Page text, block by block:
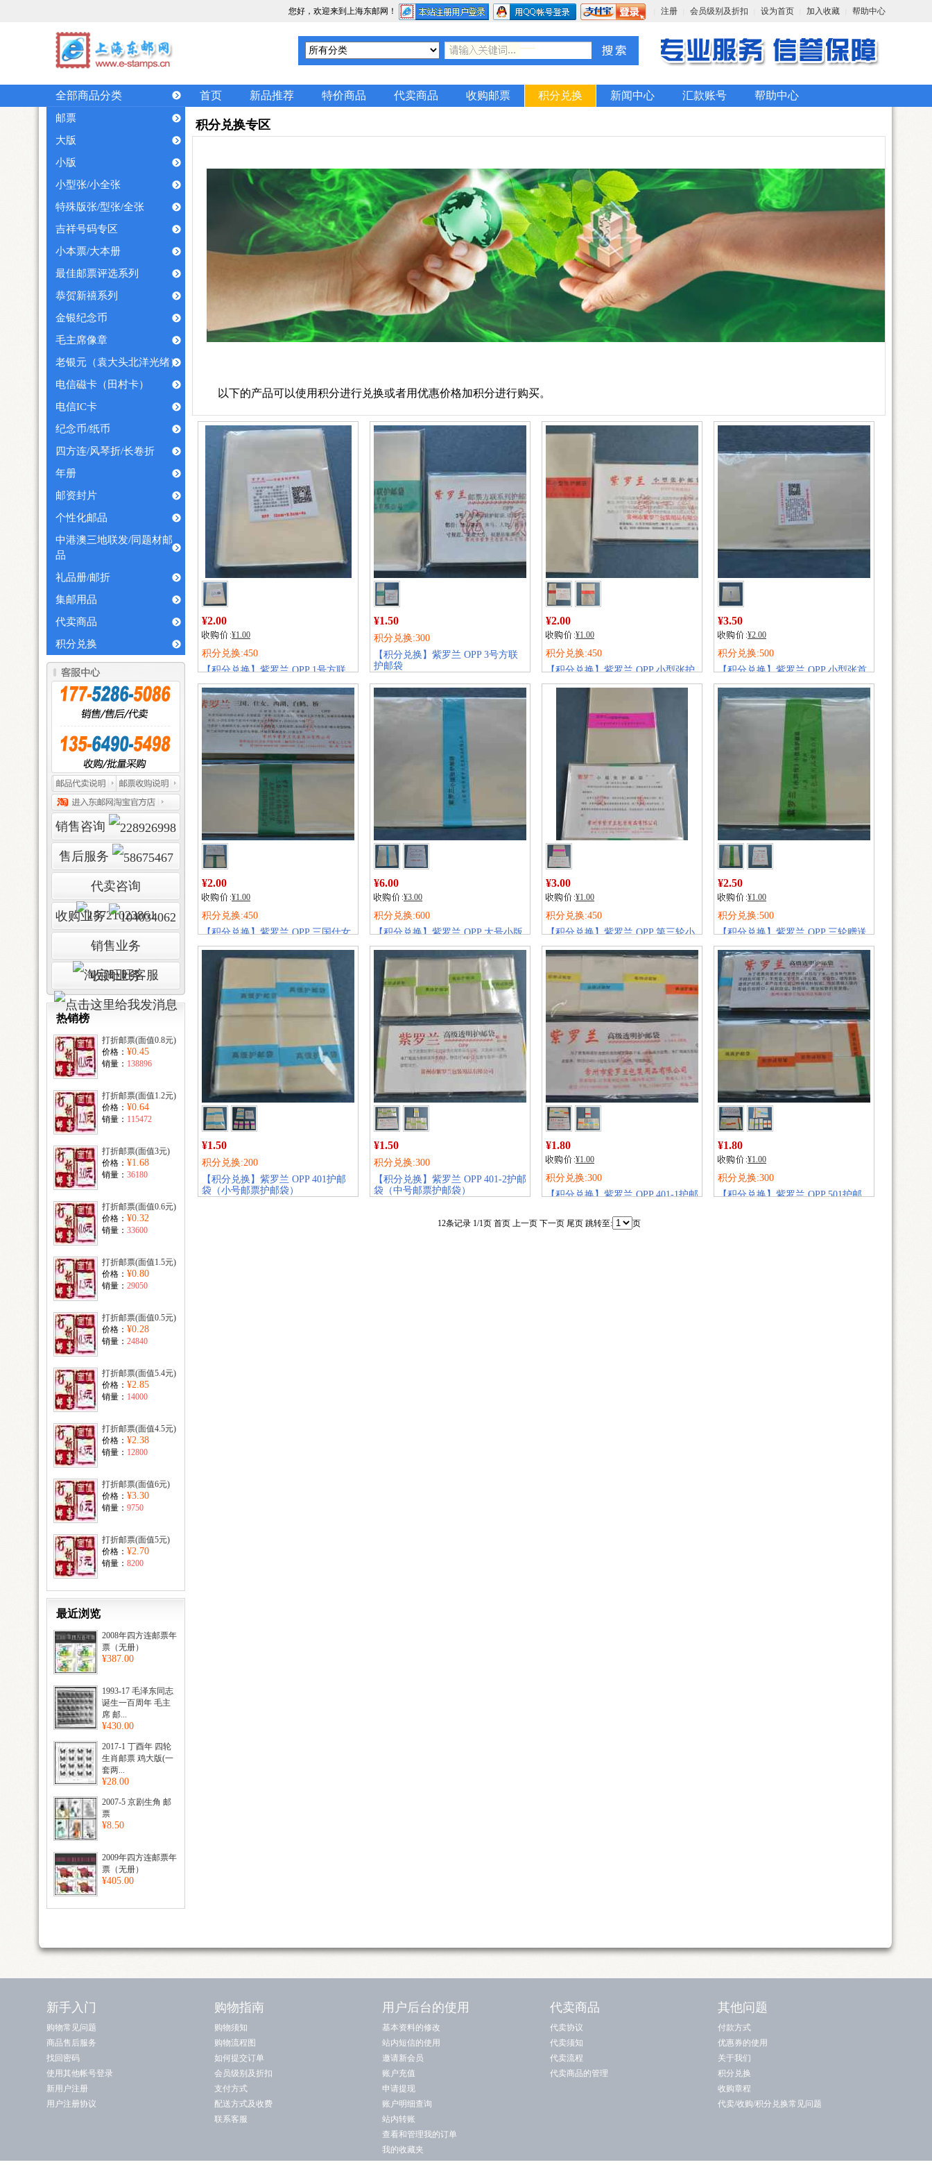
您好，欢迎来到上海东邮网！ 注册 会员级别及折扣 设为首页 加入收藏 帮助中心
全部商品分类 首页 新品推荐 特价商品 代卖商品 收购邮票 积分兑换 新闻中心 汇款账号 帮助中心
邮票
大版
小版
小型张/小全张
特殊版张/型张/全张
吉祥号码专区
小本票/大本册
最佳邮票评选系列
恭贺新禧系列
金银纪念币
毛主席像章
老银元（袁大头北洋光绪）
电信磁卡（田村卡）
电信IC卡
纪念币/纸币
四方连/风琴折/长卷折
年册
邮资封片
个性化邮品
中港澳三地联发/同题材邮
品
礼品册/邮折
集邮用品
代卖商品
积分兑换
销售咨询
售后服务
代卖咨询
收购业务
销售业务
收购业务
热销榜
打折邮票(面值0.8元)
价格： ¥0.45
销量： 138896
打折邮票(面值1.2元)
价格： ¥0.64
销量： 115472
打折邮票(面值3元)
价格： ¥1.68
销量： 36180
打折邮票(面值0.6元)
价格： ¥0.32
销量： 33600
打折邮票(面值1.5元)
价格： ¥0.80
销量： 29050
打折邮票(面值0.5元)
价格： ¥0.28
销量： 24840
打折邮票(面值5.4元)
价格： ¥2.85
销量： 14000
打折邮票(面值4.5元)
价格： ¥2.38
销量： 12800
打折邮票(面值6元)
价格： ¥3.30
销量： 9750
打折邮票(面值5元)
价格： ¥2.70
销量： 8200
最近浏览
2008年四方连邮票年
票（无册）
¥387.00
1993-17 毛泽东同志
诞生一百周年 毛主
席 邮...
¥430.00
2017-1 丁酉年 四轮
生肖邮票 鸡大版(一
套两...
¥28.00
2007-5 京剧生角 邮
票
¥8.50
2009年四方连邮票年
票（无册）
¥405.00
积分兑换专区
以下的产品可以使用积分进行兑换或者用优惠价格加积分进行购买。
¥2.00
¥1.00
积分兑换:450
【积分兑换】紫罗兰 OPP 1号方联
护邮袋
销量:227
¥1.50
积分兑换:300
【积分兑换】紫罗兰 OPP 3号方联
护邮袋
¥2.00
¥1.00
积分兑换:450
【积分兑换】紫罗兰 OPP 小型张护
邮袋C型
¥3.50
¥2.00
积分兑换:500
【积分兑换】紫罗兰 OPP 小型张首
日封护邮袋(大首日封袋)
销量:174
¥2.00
¥1.00
积分兑换:450
【积分兑换】紫罗兰 OPP 三国仕女
西湖白鹤桥小型张护邮袋
销量:130
¥6.00
¥3.00
积分兑换:600
【积分兑换】紫罗兰 OPP 大号小版
张护邮袋(三轮生肖大版,永乐宫等)
销量:284
¥3.00
¥1.00
积分兑换:450
【积分兑换】紫罗兰 OPP 第三轮小
版张护邮袋
销量:163
¥2.50
¥1.00
积分兑换:500
【积分兑换】紫罗兰 OPP 三轮赠送
版、水浒五小型张护邮袋
销量:217
¥1.50
积分兑换:200
【积分兑换】紫罗兰 OPP 401护邮
袋（小号邮票护邮袋）
¥1.50
积分兑换:300
【积分兑换】紫罗兰 OPP 401-2护邮
袋（中号邮票护邮袋）
¥1.80
¥1.00
积分兑换:300
【积分兑换】紫罗兰 OPP 401-1护邮
销量: 174
¥1.80
¥1.00
积分兑换:300
【积分兑换】紫罗兰 OPP 501护邮
12条记录 1/1页 首页 上一页 下一页 尾页 跳转至: 页
新手入门
购物常见问题
商品售后服务
找回密码
使用其他帐号登录
新用户注册
用户注册协议
购物指南
购物须知
购物流程图
如何提交订单
会员级别及折扣
支付方式
配送方式及收费
联系客服
用户后台的使用
基本资料的修改
站内短信的使用
邀请新会员
账户充值
申请提现
账户明细查询
站内转账
查看和管理我的订单
我的收藏夹
代卖商品
代卖协议
代卖须知
代卖流程
代卖商品的管理
其他问题
付款方式
优惠券的使用
关于我们
积分兑换
收购章程
代卖/收购/积分兑换常见问题